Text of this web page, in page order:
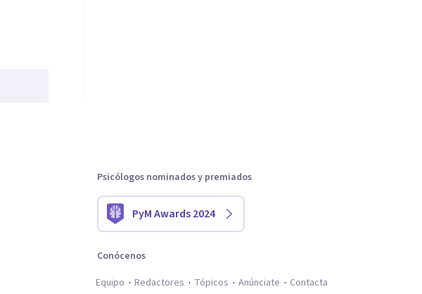
Psicólogos nominados y premiados
PyM Awards 2024
Conócenos
Equipo
Redactores Tópicos Anúnciate Contacta